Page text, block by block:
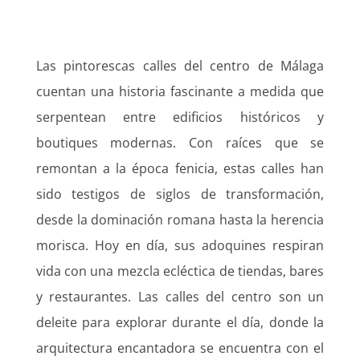
Las pintorescas calles del centro de Málaga
cuentan una historia fascinante a medida que
serpentean entre edificios históricos y
boutiques modernas. Con raíces que se
remontan a la época fenicia, estas calles han
sido testigos de siglos de transformación,
desde la dominación romana hasta la herencia
morisca. Hoy en día, sus adoquines respiran
vida con una mezcla ecléctica de tiendas, bares
y restaurantes. Las calles del centro son un
deleite para explorar durante el día, donde la
arquitectura encantadora se encuentra con el